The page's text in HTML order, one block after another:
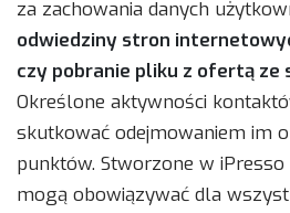
za zachowania danych
odwiedziny stron
czy pobranie pliku z ofertą
Określone aktywności
skutkować odejmowaniem im
punktów. Stworzone w
mogą obowiązywać dla